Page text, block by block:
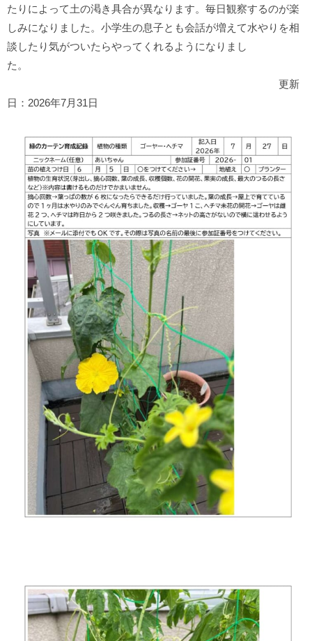
たりによって土の渇き具合が異なります。毎日観察するのが楽
しみになりました。小学生の息子とも会話が増えて水やりを相
談したり気がついたらやってくれるようになりまし
た。
更新
日：2026年7月31日